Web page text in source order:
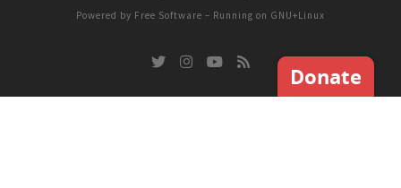
Powered by Free Software – Running on GNU+Linux